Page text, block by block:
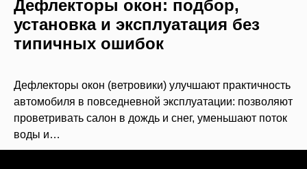
Дефлекторы окон: подбор,
установка и эксплуатация без
типичных ошибок
Дефлекторы окон (ветровики) улучшают практичность
автомобиля в повседневной эксплуатации: позволяют
проветривать салон в дождь и снег, уменьшают поток
воды и…